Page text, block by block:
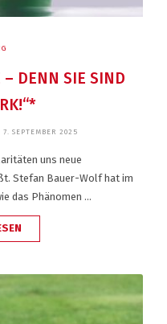
– DENN SIE SIND
7. SEPTEMBER 2025
uns neue
Stefan Bauer-Wolf hat im
das Phänomen …
„„LIEBE
SIND